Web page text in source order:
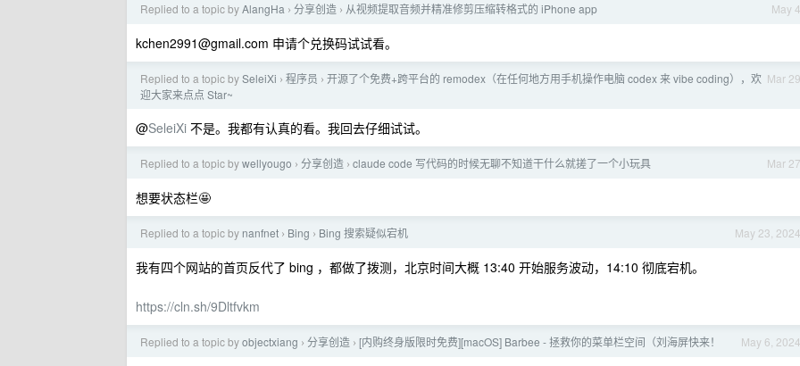
May 4
Replied to a topic byAlangHa › 分享创造 › 从视频提取音频并精准修剪压缩转格式的 iPhone app
kchen2991@gmail.com 申请个兑换码试试看。
Mar 29
Replied to a topic bySeleiXi › 程序员 › 开源了个免费+跨平台的 remodex（在任何地方用手机操作电脑 codex 来 vibe coding），欢
迎大家来点点 Star~
@SeleiXi 不是。我都有认真的看。我回去仔细试试。
Mar 27
Replied to a topic bywellyougo › 分享创造 › claude code 写代码的时候无聊不知道干什么就搓了一个小玩具
想要状态栏🤩
May 23, 2024
Replied to a topic by nanfnet › Bing › Bing 搜索疑似宕机
我有四个网站的首页反代了 bing ，都做了拨测，北京时间大概 13:40 开始服务波动，14:10 彻底宕机。
https://cln.sh/9Dltfvkm
May 6, 2024
Replied to a topic byobjectxiang › 分享创造 › [内购终身版限时免费][macOS] Barbee - 拯救你的菜单栏空间（刘海屏快来！